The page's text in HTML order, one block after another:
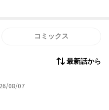
コミックス
最新話から
08/07
日